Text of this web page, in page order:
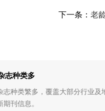
下一条： 老
志种类多
志种类繁多，覆盖大部分行业及
期刊信息。